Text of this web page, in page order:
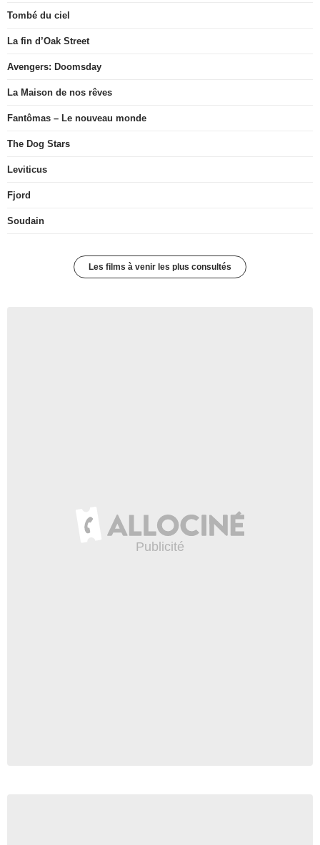
Tombé du ciel
La fin d’Oak Street
Avengers: Doomsday
La Maison de nos rêves
Fantômas – Le nouveau monde
The Dog Stars
Leviticus
Fjord
Soudain
Les films à venir les plus consultés